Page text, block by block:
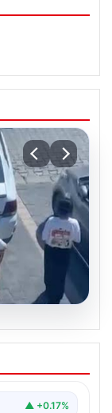
İhlali
çalışan…
▲ +0.17%